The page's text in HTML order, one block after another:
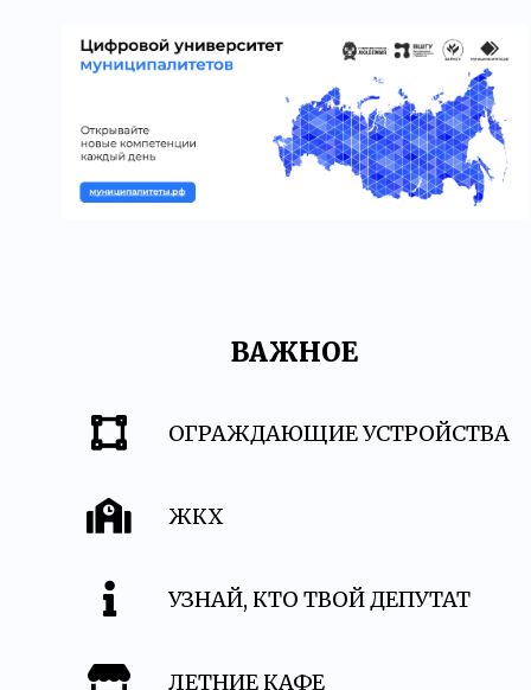
ВАЖНОЕ
ОГРАЖДАЮЩИЕ УСТРОЙСТВА
ЖКХ
УЗНАЙ, КТО ТВОЙ ДЕПУТАТ
ЛЕТНИЕ КАФЕ